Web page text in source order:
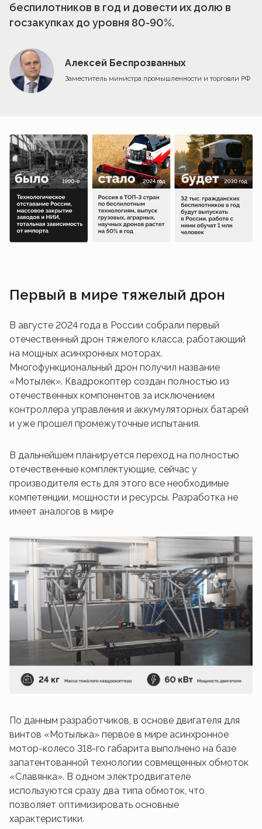
беспилотников в год и довести их долю в
госзакупках до уровня 80-90%.
Алексей Беспрозванных
Заместитель министра промышленности и торговли РФ
Первый в мире тяжелый дрон
В августе 2024 года в России собрали первый
отечественный дрон тяжелого класса, работающий
на мощных асинхронных моторах.
Многофункциональный дрон получил название
«Мотылек». Квадрокоптер создан полностью из
отечественных компонентов за исключением
контроллера управления и аккумуляторных батарей
и уже прошел промежуточные испытания.
В дальнейшем планируется переход на полностью
отечественные комплектующие, сейчас у
производителя есть для этого все необходимые
компетенции, мощности и ресурсы. Разработка не
имеет аналогов в мире
По данным разработчиков, в основе двигателя для
винтов «Мотылька» первое в мире асинхронное
мотор-колесо 318-го габарита выполнено на базе
запатентованной технологии совмещенных обмоток
«Славянка». В одном электродвигателе
используются сразу два типа обмоток, что
позволяет оптимизировать основные
характеристики.